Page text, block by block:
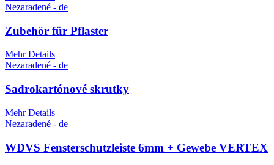
Nezaradené - de
Zubehör für Pflaster
Mehr Details
Nezaradené - de
Sadrokartónové skrutky
Mehr Details
Nezaradené - de
WDVS Fensterschutzleiste 6mm + Gewebe VERTEX